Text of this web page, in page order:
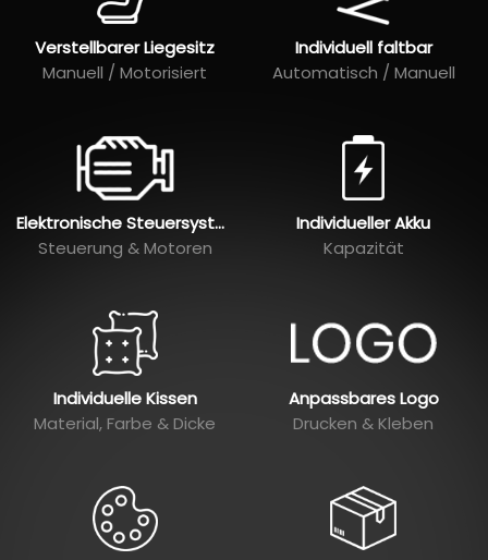
Verstellbarer Liegesitz
Manuell / Motorisiert
Individuell faltbar
Automatisch / Manuell
Elektronische Steuersysteme
Steuerung & Motoren
Individueller Akku
Kapazität
Individuelle Kissen
Material, Farbe & Dicke
Anpassbares Logo
Drucken & Kleben